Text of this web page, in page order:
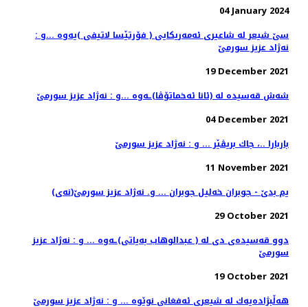
04 January 2024
سێ شیعر له‌ شاعیری ئه‌مه‌ریكایی ( فۆرتێسا لاتیفی )یه‌وه‌ ...و :
نه‌ژاد عزیز سورمێ
19 December 2021
شه‌ش قه‌سیده‌ له‌ (ئانا ئه‌خماتۆڤا)ـه‌وه‌ ...و : نه‌ژاد عزیز سورمێ
04 December 2021
باربارا ..، جاك بریڤێر ... و : نه‌ژاد عزیز سورمێ
11 November 2021
(نه‌ی)یم بدێ - جوبران خه‌لیل جوبران ... و. نه‌ژاد عزیز سورمێ
29 October 2021
دوو قه‌سیده‌ی دی له‌ ( عبدالوهاب به‌یاتی)ـه‌وه ... و : نه‌ژاد عزیز
سورمێ
19 October 2021
هه‌ڵبژاده‌یه‌ك له‌ شیعری ئه‌فغانی نوێوه‌ ... و : نه‌ژاد عزیز سورمێ